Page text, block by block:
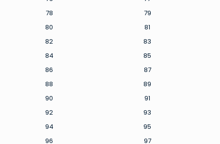
78
79
80
81
82
83
84
85
86
87
88
89
90
91
92
93
94
95
96
97